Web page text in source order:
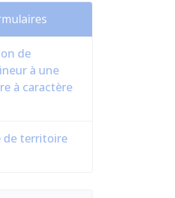
de
à une
à caractère
de territoire